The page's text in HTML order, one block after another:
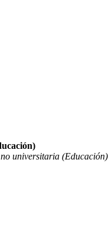
universitaria (Educación)